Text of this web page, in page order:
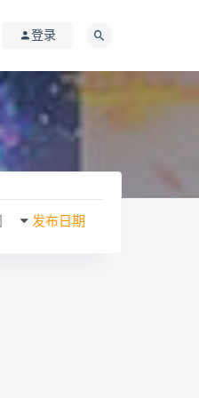
登录
发布日期